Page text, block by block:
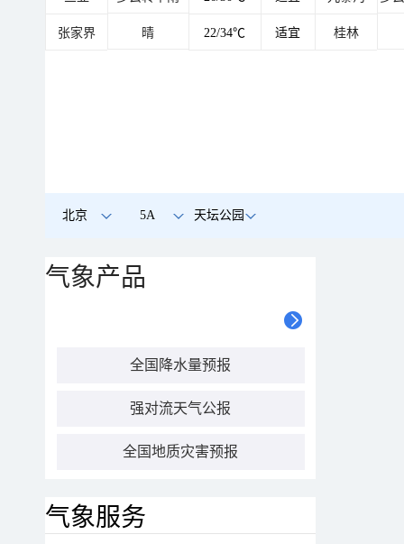
张家界 晴 22/34℃ 适宜 桂林
北京 5A 天坛公园
气象产品
全国降水量预报
强对流天气公报
全国地质灾害预报
气象服务